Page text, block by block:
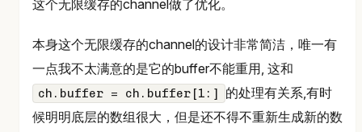
这个无限缓存的channel做了优化。
本身这个无限缓存的channel的设计非常简洁，唯一有
一点我不太满意的是它的buffer不能重用, 这和
ch.buffer = ch.buffer[1:]
的处理有关系,有时
候明明底层的数组很大，但是还不得不重新生成新的数